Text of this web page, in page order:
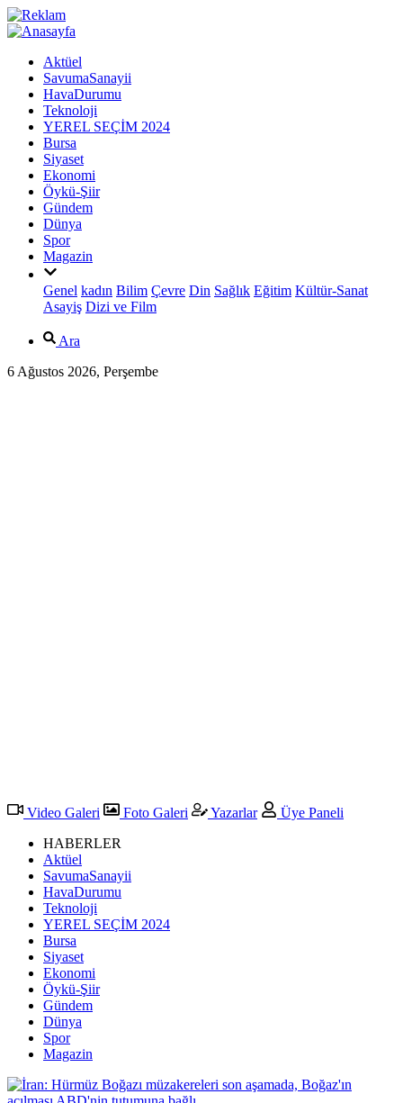
Aktüel
SavumaSanayii
HavaDurumu
Teknoloji
YEREL SEÇİM 2024
Bursa
Siyaset
Ekonomi
Öykü-Şiir
Gündem
Dünya
Spor
Magazin
Genel kadın Bilim Çevre Din Sağlık Eğitim Kültür-Sanat
Asayiş Dizi ve Film
Ara
6 Ağustos 2026, Perşembe
Video Galeri Foto Galeri Yazarlar
Üye Paneli
HABERLER
Aktüel
SavumaSanayii
HavaDurumu
Teknoloji
YEREL SEÇİM 2024
Bursa
Siyaset
Ekonomi
Öykü-Şiir
Gündem
Dünya
Spor
Magazin